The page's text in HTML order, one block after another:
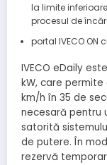
la limite
procesul de
portal IVECO ON
IVECO eDaily
kW, care permite
km/h în 35 de
necesară pentru
satorită
de putere. În
rezervă